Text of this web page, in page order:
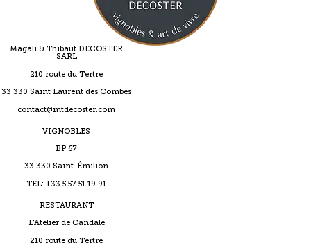
Magali & Thibaut DECOSTER
SARL
210 route du Tertre
33 330 Saint Laurent des Combes
contact@mtdecoster.com
VIGNOBLES
BP 67
33 330 Saint-Émilion
TEL: +33 5 57 51 19 91
RESTAURANT
L'Atelier de Candale
210 route du Tertre